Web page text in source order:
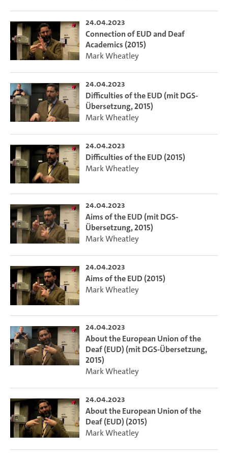
24.04.2023
Connection of EUD and Deaf
Academics (2015)
Mark Wheatley
24.04.2023
Difficulties of the EUD (mit DGS-
Übersetzung, 2015)
Mark Wheatley
24.04.2023
Difficulties of the EUD (2015)
Mark Wheatley
24.04.2023
Aims of the EUD (mit DGS-
Übersetzung, 2015)
Mark Wheatley
24.04.2023
Aims of the EUD (2015)
Mark Wheatley
24.04.2023
About the European Union of the
Deaf (EUD) (mit DGS-Übersetzung,
2015)
Mark Wheatley
24.04.2023
About the European Union of the
Deaf (EUD) (2015)
Mark Wheatley